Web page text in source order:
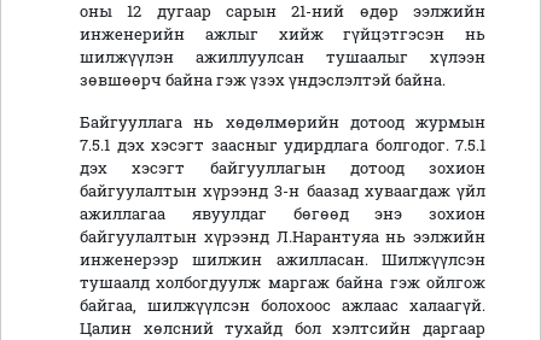
оны 12 дугаар сарын 21-ний өдөр ээлжийн
инженерийн ажлыг хийж гүйцэтгэсэн нь
шилжүүлэн ажиллуулсан тушаалыг хүлээн
зөвшөөрч байна гэж үзэх үндэслэлтэй байна.
Байгууллага нь хөдөлмөрийн дотоод журмын
7.5.1 дэх хэсэгт заасныг удирдлага болгодог. 7.5.1
дэх хэсэгт байгууллагын дотоод зохион
байгуулалтын хүрээнд 3-н баазад хуваагдаж үйл
ажиллагаа явуулдаг бөгөөд энэ зохион
байгуулалтын хүрээнд Л.Нарантуяа нь ээлжийн
инженерээр шилжин ажилласан. Шилжүүлсэн
тушаалд холбогдуулж маргаж байна гэж ойлгож
байгаа, шилжүүлсэн болохоос ажлаас халаагүй.
Цалин хөлсний тухайд бол хэлтсийн даргаар